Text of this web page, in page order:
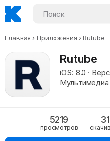
Главная Приложения Rutube
Rutube
iOS: 8.0 ·
Мультимедиа
5219
просмотров